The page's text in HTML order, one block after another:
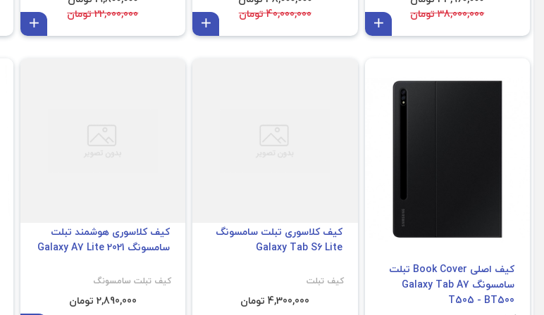
38,000,000 تومان
40,000,000 تومان
22,000,000 تومان
کیف اصلی Book Cover تبلت
سامسونگ Galaxy Tab A7
T505 - BT500
کیف کلاسوری تبلت سامسونگ
Galaxy Tab S6 Lite
کیف تبلت
4,300,000 تومان
کیف کلاسوری هوشمند تبلت
سامسونگ Galaxy A7 Lite 2021
کیف تبلت سامسونگ
2,890,000 تومان